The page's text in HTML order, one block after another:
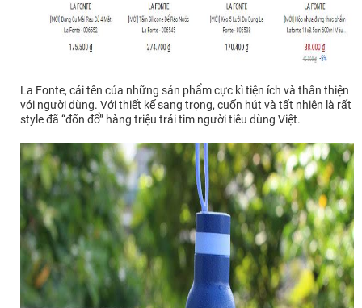
La Fonte, cái tên của những sản phẩm cực kì tiện ích và thân thiện
với người dùng. Với thiết kế sang trọng, cuốn hút và tất nhiên là rất
style đã “đốn đổ” hàng triệu trái tim người tiêu dùng Việt.